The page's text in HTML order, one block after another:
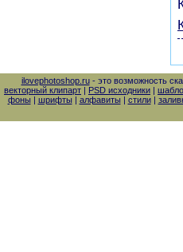
ilovephotoshop.ru- это возможность
векторный клипарт | PSD исходники |
фоны| шрифты| алфавиты| стили|